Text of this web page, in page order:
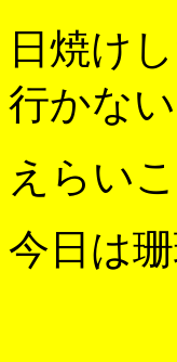
日焼け
行かない
えらい
今日は